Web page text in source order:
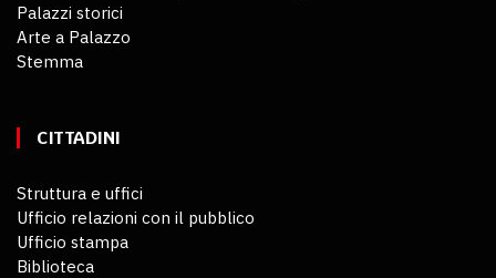
Palazzi storici
Arte a Palazzo
Stemma
CITTADINI
Struttura e uffici
Ufficio relazioni con il pubblico
Ufficio stampa
Biblioteca